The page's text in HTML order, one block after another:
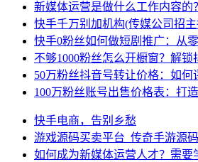
新媒体运营是做什么工作内容的？
快手千万别加机构(传媒公司招
快手0粉丝如何做短剧推广：从
不够1000粉丝怎么开橱窗？解锁
50万粉丝抖音号转让价格：如何
100万粉丝账号出售价格表：打
快手电商，告别乡愁
游戏源码买卖平台_传奇手游源
如何成为新媒体运营人才？需要